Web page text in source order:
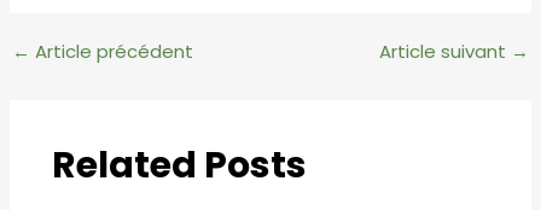
Navigation
← Article précédent Article suivant →
Related Posts